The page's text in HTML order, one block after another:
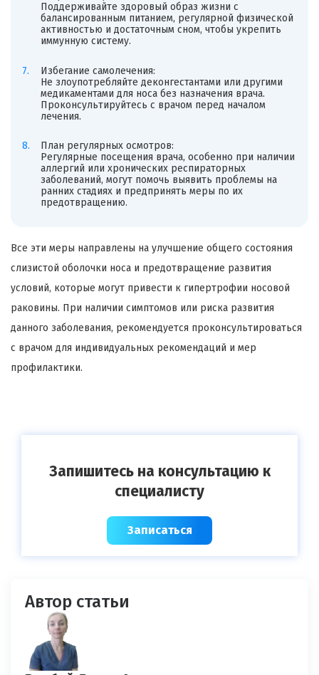
Поддерживайте здоровый образ жизни с
балансированным питанием, регулярной физической
активностью и достаточным сном, чтобы укрепить
иммунную систему.
Избегание самолечения:
Не злоупотребляйте деконгестантами или другими
медикаментами для носа без назначения врача.
Проконсультируйтесь с врачом перед началом
лечения.
План регулярных осмотров:
Регулярные посещения врача, особенно при наличии
аллергий или хронических респираторных
заболеваний, могут помочь выявить проблемы на
ранних стадиях и предпринять меры по их
предотвращению.
Все эти меры направлены на улучшение общего состояния
слизистой оболочки носа и предотвращение развития
условий, которые могут привести к гипертрофии носовой
раковины. При наличии симптомов или риска развития
данного заболевания, рекомендуется проконсультироваться
с врачом для индивидуальных рекомендаций и мер
профилактики.
Запишитесь на консультацию к
специалисту
Записаться
Автор статьи